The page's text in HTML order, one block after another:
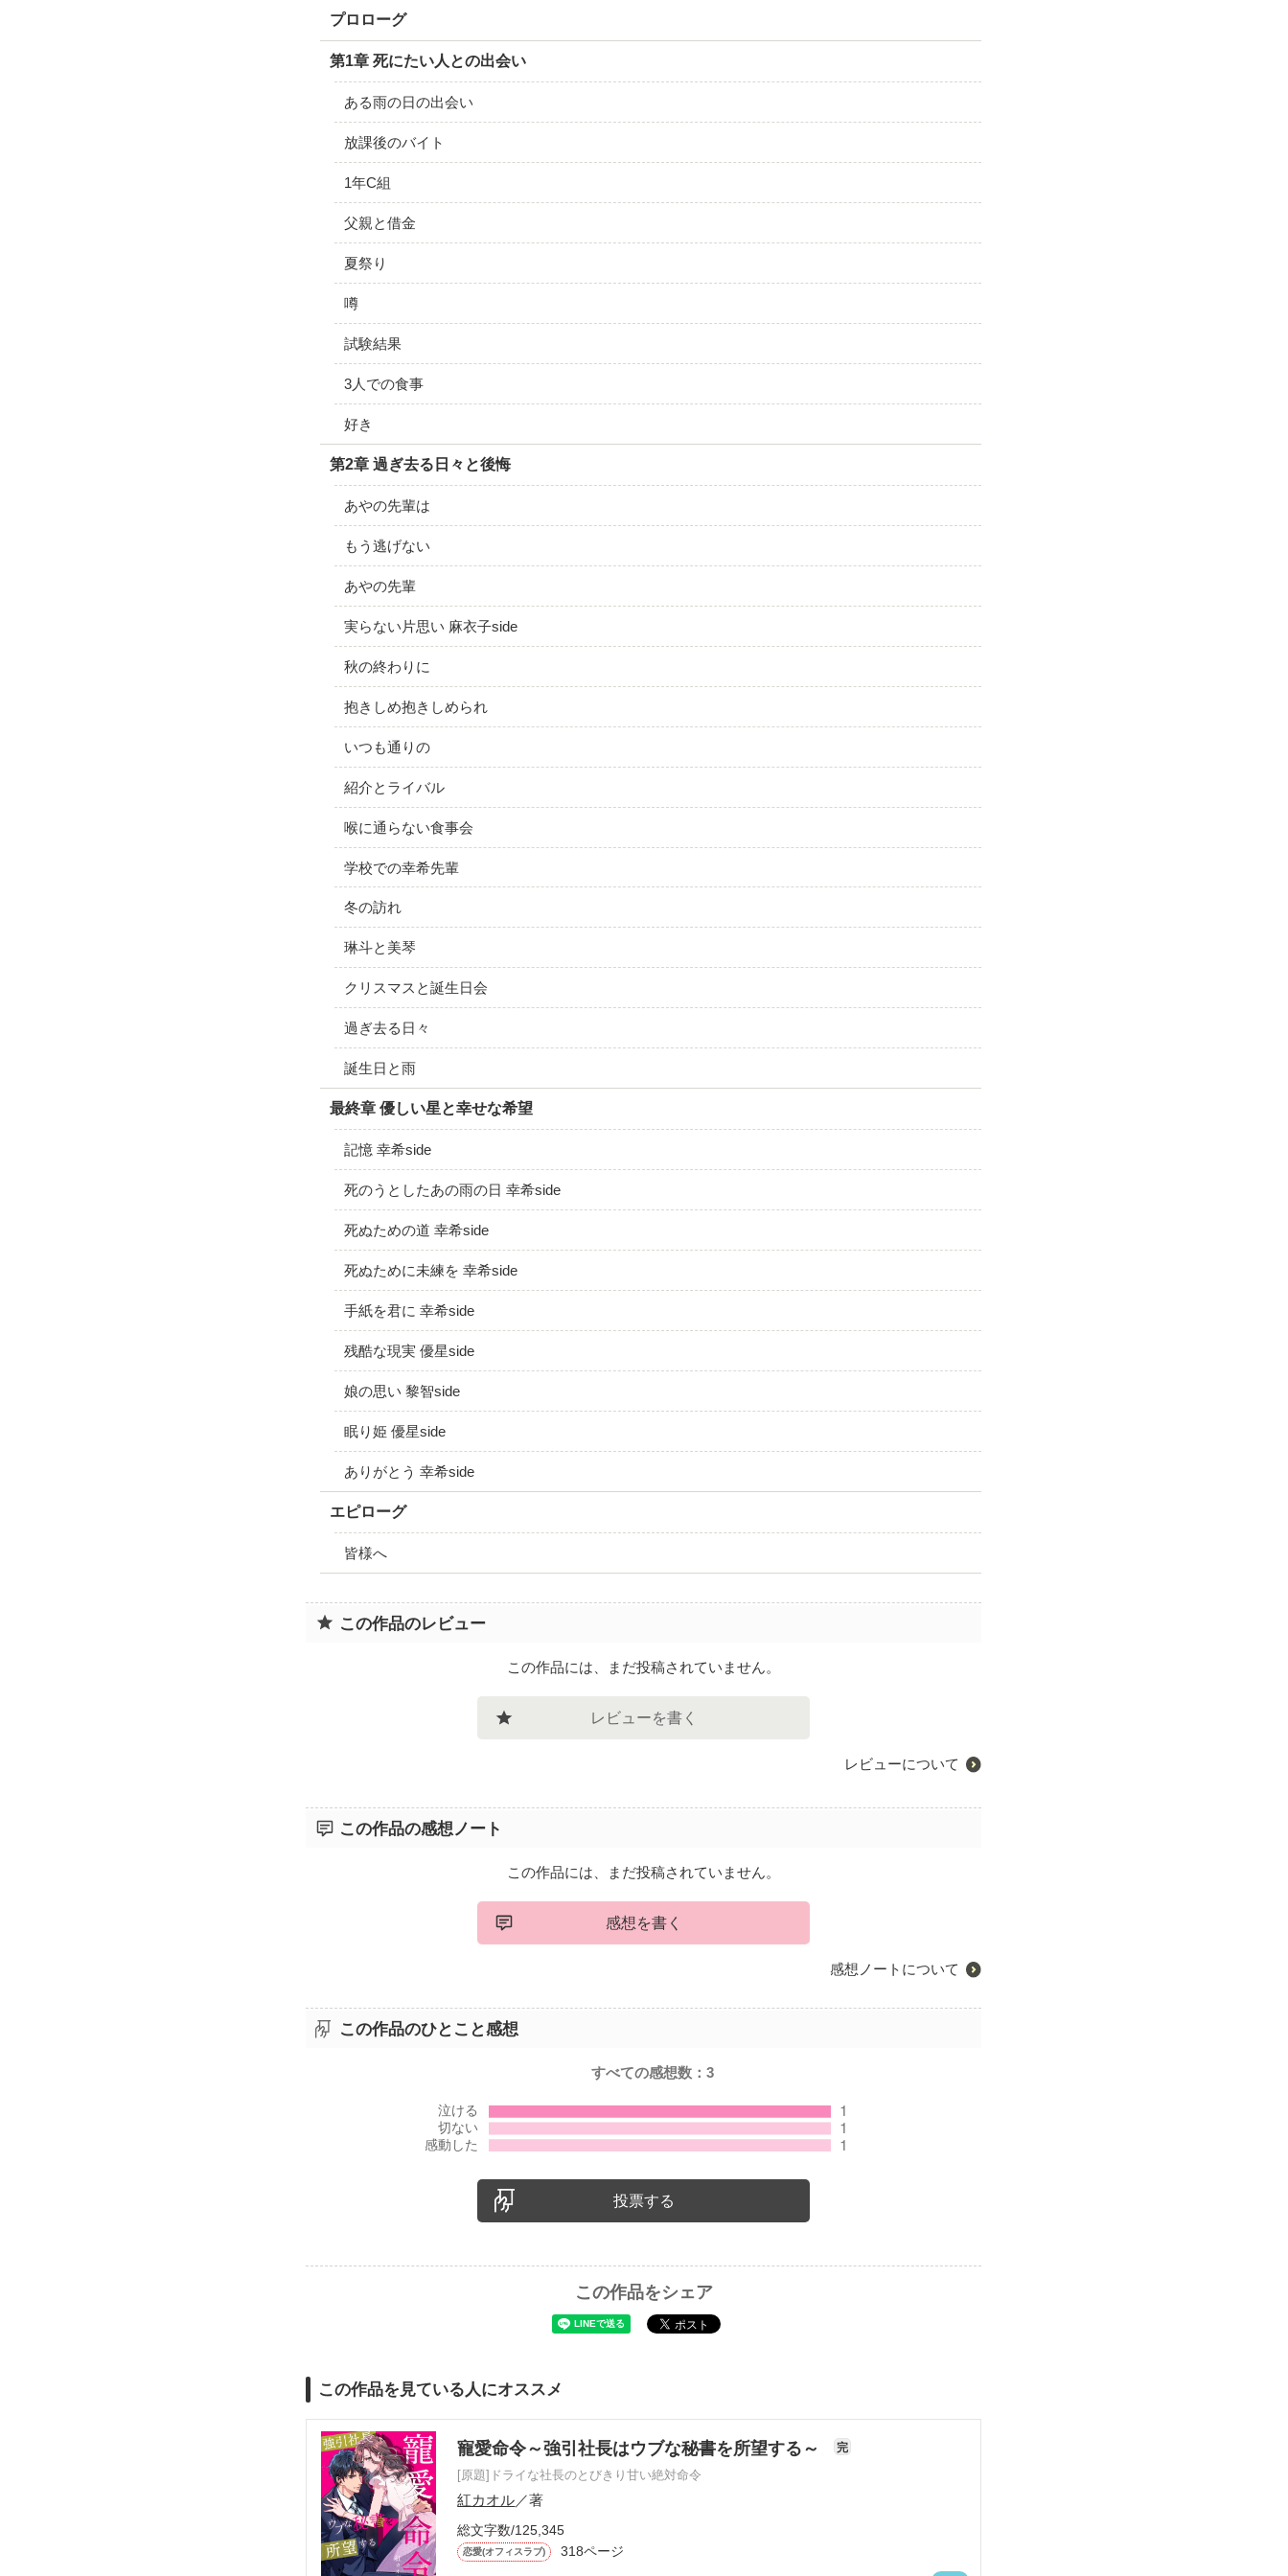
プロローグ
第1章 死にたい人との出会い
ある雨の日の出会い
放課後のバイト
1年C組
父親と借金
夏祭り
噂
試験結果
3人での食事
好き
第2章 過ぎ去る日々と後悔
あやの先輩は
もう逃げない
あやの先輩
実らない片思い 麻衣子side
秋の終わりに
抱きしめ抱きしめられ
いつも通りの
紹介とライバル
喉に通らない食事会
学校での幸希先輩
冬の訪れ
琳斗と美琴
クリスマスと誕生日会
過ぎ去る日々
誕生日と雨
最終章 優しい星と幸せな希望
記憶 幸希side
死のうとしたあの雨の日 幸希side
死ぬための道 幸希side
死ぬために未練を 幸希side
手紙を君に 幸希side
残酷な現実 優星side
娘の思い 黎智side
眠り姫 優星side
ありがとう 幸希side
エピローグ
皆様へ
この作品のレビュー
この作品には、まだ投稿されていません。
レビューを書く
レビューについて
この作品の感想ノート
この作品には、まだ投稿されていません。
感想を書く
感想ノートについて
この作品のひとこと感想
すべての感想数：3
投票する
この作品をシェア
この作品を見ている人にオススメ
寵愛命令～強引社長はウブな秘書を所望する～ 完
[原題]ドライな社長のとびきり甘い絶対命令
紅カオル／著
総文字数/125,345
恋愛(オフィスラブ) 318ページ